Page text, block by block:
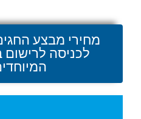
מחירי מבצע
לכניסה